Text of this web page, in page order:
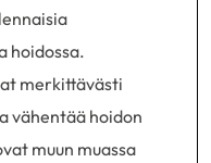
hoidossa.
merkittävästi
vähentää hoidon
muun muassa